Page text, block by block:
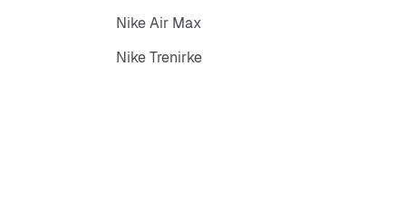
Nike Air Max
Nike Trenirke